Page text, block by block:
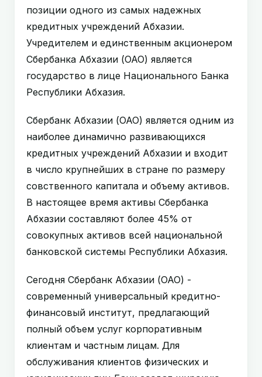
позиции одного из самых надежных
кредитных учреждений Абхазии.
Учредителем и единственным акционером
Сбербанка Абхазии (ОАО) является
государство в лице Национального Банка
Республики Абхазия.
Сбербанк Абхазии (ОАО) является одним из
наиболее динамично развивающихся
кредитных учреждений Абхазии и входит
в число крупнейших в стране по размеру
совственного капитала и объему активов.
В настоящее время активы Сбербанка
Абхазии составляют более 45% от
совокупных активов всей национальной
банковской системы Республики Абхазия.
Сегодня Сбербанк Абхазии (ОАО) -
современный универсальный кредитно-
финансовый институт, предлагающий
полный объем услуг корпоративным
клиентам и частным лицам. Для
обслуживания клиентов физических и